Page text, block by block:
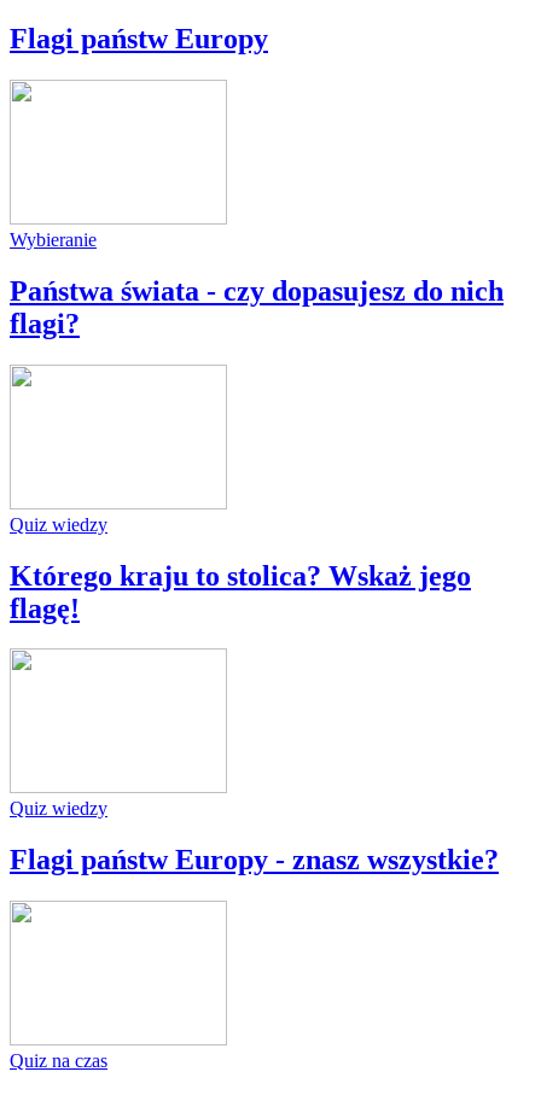
Flagi państw Europy
Wybieranie
Państwa świata - czy dopasujesz do nich
flagi?
Quiz wiedzy
Którego kraju to stolica? Wskaż jego
flagę!
Quiz wiedzy
Flagi państw Europy - znasz wszystkie?
Quiz na czas